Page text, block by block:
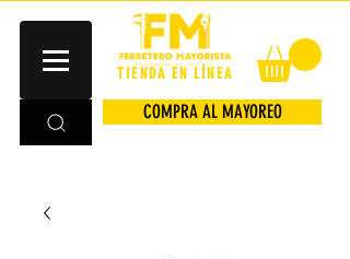
TIENDA EN LÍNEA
COMPRA AL MAYOREO